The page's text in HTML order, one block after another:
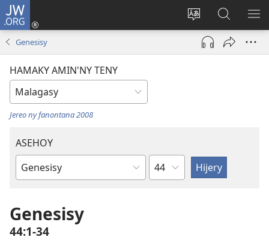
JW.ORG
Hiova
fiteny
Hiditra
(manokatra
rohy)
ato
Amin’ny
Genesisy
HAMAKY AMIN'NY TENY
Jereo ny fanontana 2008
ASEHOY
Boky
Amin’ny
Baiboly
Toko
Genesisy
44:1-34